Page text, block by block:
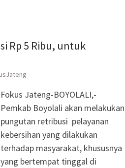
Rp 5 Ribu, untuk
Fokus Jateng-BOYOLALI,-
Pemkab Boyolali akan melakukan
pungutan retribusi pelayanan
kebersihan yang dilakukan
terhadap masyarakat, khususnya
yang bertempat tinggal di